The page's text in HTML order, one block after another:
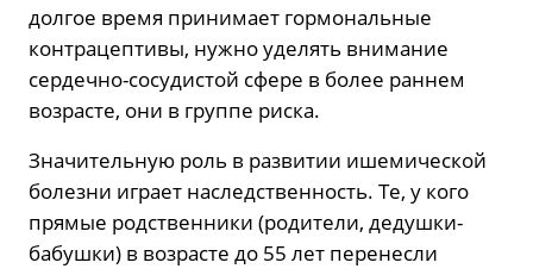
долгое время принимает гормональные
контрацептивы, нужно уделять внимание
сердечно-сосудистой сфере в более раннем
возрасте, они в группе риска.
Значительную роль в развитии ишемической
болезни играет наследственность. Те, у кого
прямые родственники (родители, дедушки-
бабушки) в возрасте до 55 лет перенесли